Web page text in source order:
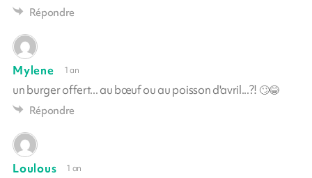
Répondre
Mylene 1 an
un burger offert... au bœuf ou au poisson d'avril...?! 🙄😂
Répondre
Loulous 1 an